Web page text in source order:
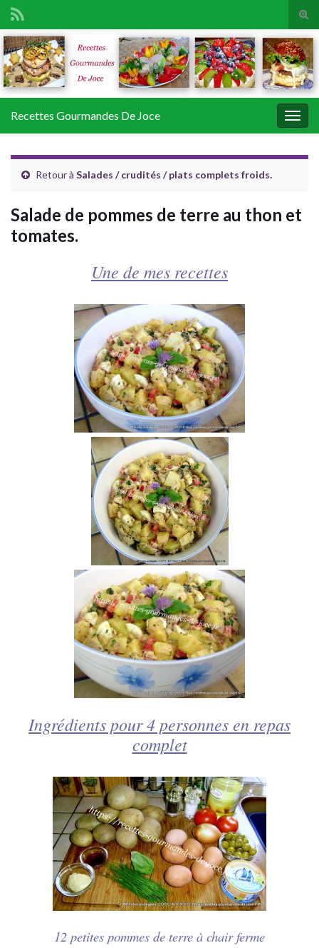
Search for:
Recettes Gourmandes De Joce
Retour à Salades / crudités / plats complets froids.
Salade de pommes de terre au thon et
tomates.
Une de mes recettes
Ingrédients pour 4 personnes en repas
complet
12 petites pommes de terre à chair ferme